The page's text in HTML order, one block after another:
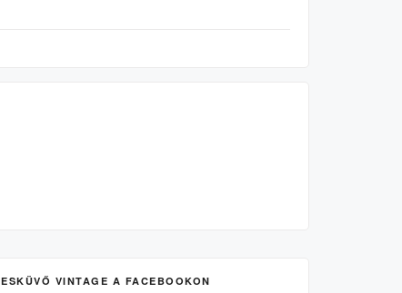
ESKÜVŐ VINTAGE A FACEBOOKON